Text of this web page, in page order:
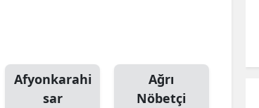
Afyonkarahi
sar
Ağrı
Nöbetçi